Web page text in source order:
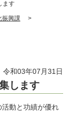
ます
振興課 >
令和03年07月31日
します
動と功績が優れ